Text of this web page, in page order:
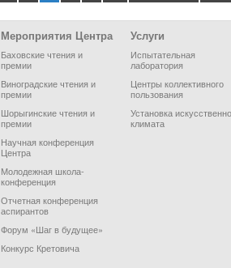
Мероприятия Центра
Баховские чтения и
премии
Виноградские чтения и
премии
Шорыгинские чтения и
премии
Научная конференция
Центра
Молодежная школа-
конференция
Отчетная конференция
аспирантов
Форум «Шаг в будущее»
Конкурс Кретовича
Услуги
Испытательная
лаборатория
Центры коллективного
пользования
Установка
климата